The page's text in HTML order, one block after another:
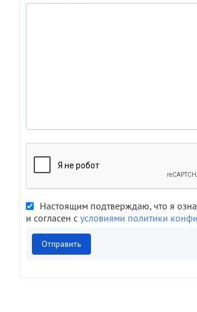
Настоящим подтверждаю, что я
и согласен с условиями политики
Отправить